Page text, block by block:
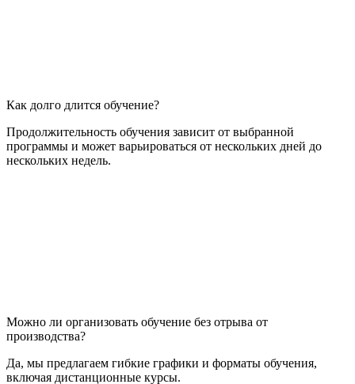
Как долго длится обучение?
Продолжительность обучения зависит от выбранной
программы и может варьироваться от нескольких дней до
нескольких недель.
Можно ли организовать обучение без отрыва от
производства?
Да, мы предлагаем гибкие графики и форматы обучения,
включая дистанционные курсы.